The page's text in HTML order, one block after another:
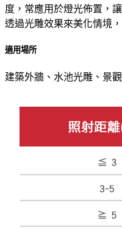
度，常應用於燈光佈置，
透過光雕效果來美化情境
適用場所
建築外牆、水池光雕、景觀